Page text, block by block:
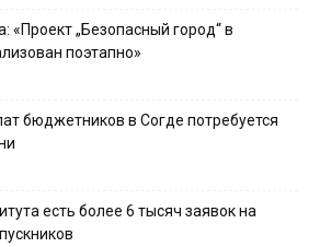
„Безопасный город“ в
поэтапно»
бюджетников в Согде потребуется
есть более 6 тысяч заявок на